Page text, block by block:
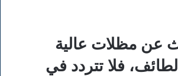
عن مظلات عالية
فلا تتردد في